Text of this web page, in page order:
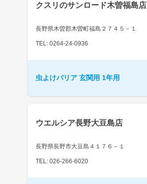
取扱店検索はこちら
クスリのサンロード木曽福島店
長野県木曽郡木曽町福島２７４５－１
TEL: 0264-24-0936
虫よけバリア 玄関用 1年用
ウエルシア長野大豆島店
長野県長野市大豆島４１７６－１
TEL: 026-266-6020